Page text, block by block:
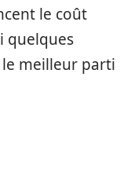
le coût
quelques
meilleur parti